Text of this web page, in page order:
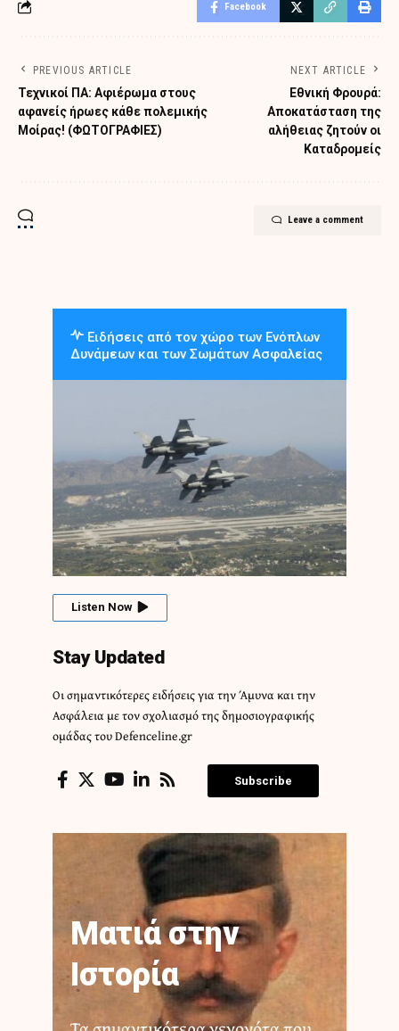
Facebook
PREVIOUS ARTICLE
Τεχνικοί ΠΑ: Αφιέρωμα στους
αφανείς ήρωες κάθε πολεμικής
Μοίρας! (ΦΩΤΟΓΡΑΦΙΕΣ)
NEXT ARTICLE
Εθνική Φρουρά:
Αποκατάσταση της
αλήθειας ζητούν οι
Καταδρομείς
Leave a comment
Ειδήσεις από τον χώρο των Ενόπλων
Δυνάμεων και των Σωμάτων Ασφαλείας
Listen Now
Stay Updated
Οι σημαντικότερες ειδήσεις για την Άμυνα και την
Ασφάλεια με τον σχολιασμό της δημοσιογραφικής
ομάδας του Defenceline.gr
Subscribe
Ματιά στην
Ιστορία